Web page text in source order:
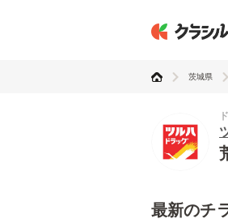
茨城県
最新のチ